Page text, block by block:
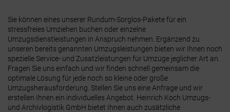
Sie können eines unserer Rundum-Sorglos-Pakete für ein
stressfreies Umziehen buchen oder einzelne
Umzugsdienstleistungen in Anspruch nehmen. Ergänzend zu
unseren bereits genannten Umzugsleistungen bieten wir Ihnen noch
spezielle Service- und Zusatzleistungen für Umzüge jeglicher Art an.
Fragen Sie uns einfach und wir finden schnell gemeinsam die
optimale Lösung für jede noch so kleine oder große
Umzugsherausforderung. Stellen Sie uns eine Anfrage und wir
erstellen Ihnen ein individuelles Angebot. Heinrich Koch Umzugs-
und Archivlogistik GmbH bietet Ihnen auch zusätzliche